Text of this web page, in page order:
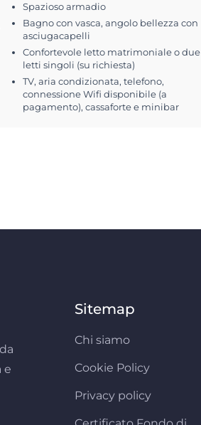
Spazioso armadio
Bagno con vasca, angolo bellezza con
asciugacapelli
Confortevole letto matrimoniale o due
letti singoli (su richiesta)
TV, aria condizionata, telefono,
connessione Wifi disponibile (a
pagamento), cassaforte e minibar
e
Sitemap
Chi siamo
Cookie Policy
Privacy policy